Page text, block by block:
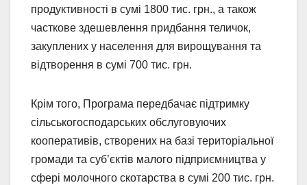
продуктивності в сумі 1800 тис. грн., а також
часткове здешевлення придбання теличок,
закуплених у населення для вирощування та
відтворення в сумі 700 тис. грн.
Крім того, Програма передбачає підтримку
сільськогосподарських обслуговуючих
кооперативів, створених на базі територіальної
громади та суб’єктів малого підприємництва у
сфері молочного скотарства в сумі 200 тис. грн.